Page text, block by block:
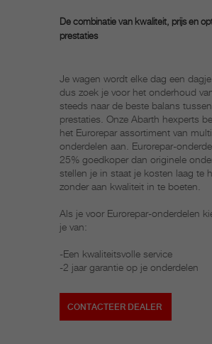
De combinatie van kwaliteit, prijs en
prestaties
Je wagen wordt elke dag een dagje
dus zoek je voor het onderhoud
steeds naar de beste balans
prestaties. Onze Abarth hexperts
het Eurorepar assortiment van
onderdelen aan. Eurorepar-
25% goedkoper dan originele
stellen je in staat je kosten laag te
zonder aan kwaliteit in te boeten.
Als je voor Eurorepar-onderdelen
je van:
-Een kwaliteitsvolle service
-2 jaar garantie op je onderdelen
CONTACTEER DEALER